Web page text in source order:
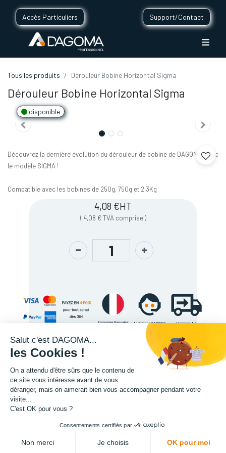
Accès Particuliers Support/Contact
Tous les produits Dérouleur Bobine Horizontal Sigma
Dérouleur Bobine Horizontal Sigma
disponible
Découvrez la dernière évolution du dérouleur de bobine de DAGOMA, avec
le modèle SIGMA !
Compatible avec les bobines de 250g, 750g et 2,3Kg
4,08 €HT
( 4,08 € TVA comprise )
Description
Salut c'est DAGOMA...
les Cookies !
On a attendu d'être sûrs que le contenu de
ce site vous intéresse avant de vous
déranger, mais on aimerait bien vous accompagner pendant votre
visite...
C'est OK pour vous ?
Consentements certifiés par
Non merci Je choisis OK pour moi